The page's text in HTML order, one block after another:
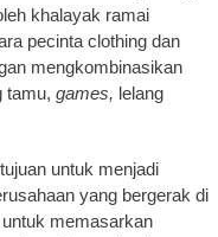
khalayak ramai
pecinta clothing dan
mengkombinasikan
tamu, games, lelang
untuk menjadi
yang bergerak di
memasarkan